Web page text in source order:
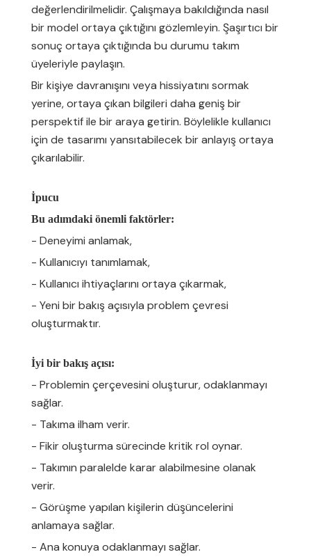
değerlendirilmelidir. Çalışmaya bakıldığında nasıl
bir model ortaya çıktığını gözlemleyin. Şaşırtıcı bir
sonuç ortaya çıktığında bu durumu takım
üyeleriyle paylaşın.
Bir kişiye davranışını veya hissiyatını sormak
yerine, ortaya çıkan bilgileri daha geniş bir
perspektif ile bir araya getirin. Böylelikle kullanıcı
için de tasarımı yansıtabilecek bir anlayış ortaya
çıkarılabilir.
İpucu
Bu adımdaki önemli faktörler:
- Deneyimi anlamak,
- Kullanıcıyı tanımlamak,
- Kullanıcı ihtiyaçlarını ortaya çıkarmak,
- Yeni bir bakış açısıyla problem çevresi
oluşturmaktır.
İyi bir bakış açısı:
- Problemin çerçevesini oluşturur, odaklanmayı
sağlar.
- Takıma ilham verir.
- Fikir oluşturma sürecinde kritik rol oynar.
- Takımın paralelde karar alabilmesine olanak
verir.
- Görüşme yapılan kişilerin düşüncelerini
anlamaya sağlar.
- Ana konuya odaklanmayı sağlar.